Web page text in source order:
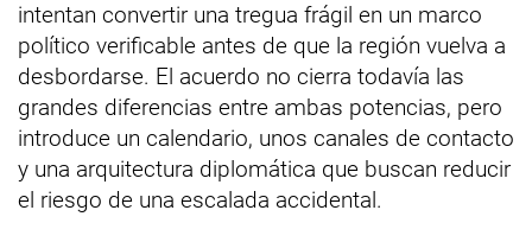
intentan convertir una tregua frágil en un marco
político verificable antes de que la región vuelva a
desbordarse. El acuerdo no cierra todavía las
grandes diferencias entre ambas potencias, pero
introduce un calendario, unos canales de contacto
y una arquitectura diplomática que buscan reducir
el riesgo de una escalada accidental.